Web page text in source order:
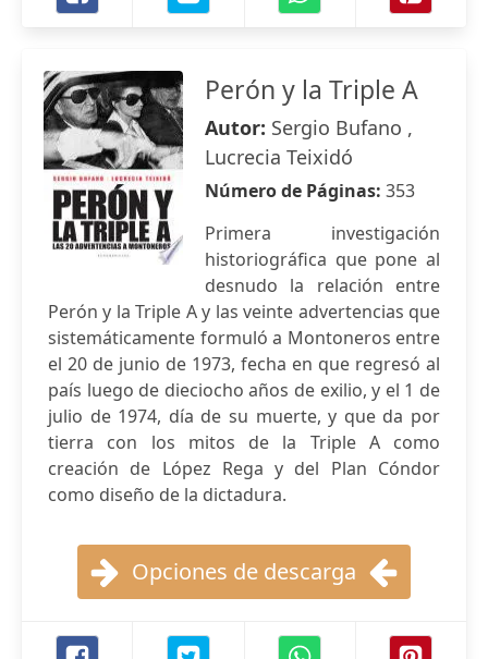
Perón y la Triple A
Autor: Sergio Bufano ,
Lucrecia Teixidó
Número de Páginas: 353
Primera investigación
historiográfica que pone al
desnudo la relación entre
Perón y la Triple A y las veinte advertencias que
sistemáticamente formuló a Montoneros entre
el 20 de junio de 1973, fecha en que regresó al
país luego de dieciocho años de exilio, y el 1 de
julio de 1974, día de su muerte, y que da por
tierra con los mitos de la Triple A como
creación de López Rega y del Plan Cóndor
como diseño de la dictadura.
Opciones de descarga